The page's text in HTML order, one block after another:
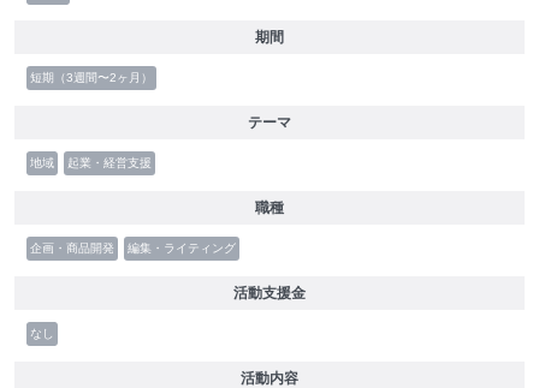
期間
短期（3週間〜2ヶ月）
テーマ
地域 起業・経営支援
職種
企画・商品開発 編集・ライティング
活動支援金
なし
活動内容